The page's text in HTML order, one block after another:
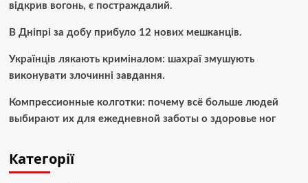
відкрив вогонь, є постраждалий.
В Дніпрі за добу прибуло 12 нових мешканців.
Українців лякають криміналом: шахраї змушують
виконувати злочинні завдання.
Компрессионные колготки: почему всё больше людей
выбирают их для ежедневной заботы о здоровье ног
Категорії